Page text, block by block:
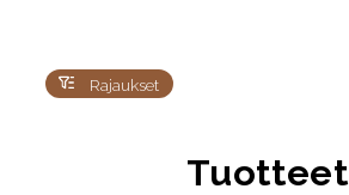
Rajaukset
Tuotteet